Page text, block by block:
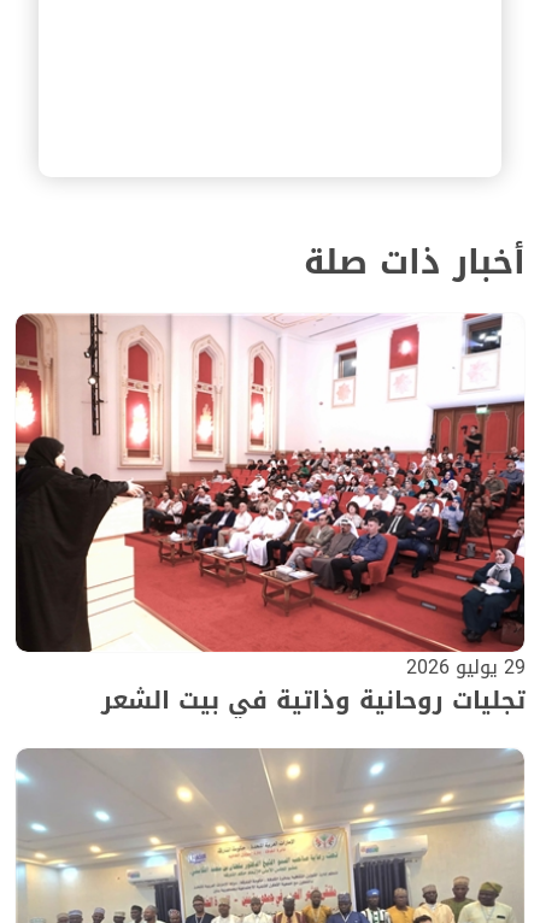
أخبار ذات صلة
29 يوليو 2026
تجليات روحانية وذاتية في بيت الشعر